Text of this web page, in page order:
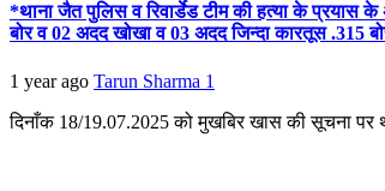
*थाना जैत पुलिस व रिवार्डेड टीम की हत्या के
बोर व 02 अदद खोखा व 03 अदद जिन्दा कारतूस .315
1 year ago Tarun Sharma 1
दिनाँक 18/19.07.2025 को मुखबिर खास की सूचना पर